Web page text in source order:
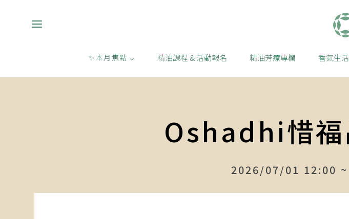
✨本月焦點 ⌵ 精油課程 & 活動報名 精油芳療專欄 香氣生
Oshadhi惜
2026/07/01 12:00